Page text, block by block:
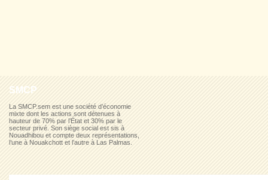
SMCP
La SMCP.sem est une société d’économie
mixte dont les actions sont détenues à
hauteur de 70% par l’État et 30% par le
secteur privé. Son siège social est sis à
Nouadhibou et compte deux représentations,
l’une à Nouakchott et l’autre à Las Palmas.